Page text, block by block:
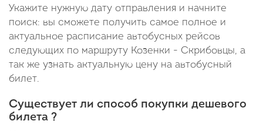
Укажите нужную дату отправления и начните
поиск: вы сможете получить самое полное и
актуальное расписание автобусных рейсов
следующих по маршруту Козенки - Скрибовцы, а
так же узнать актуальную цену на автобусный
билет.
Существует ли способ покупки дешевого
билета ?